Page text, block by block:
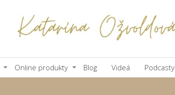
Online produkty Blog Videá Podcasty